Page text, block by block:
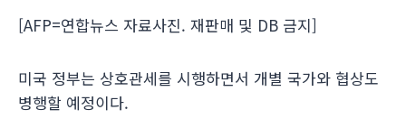
[AFP=연합뉴스 자료사진. 재판매 및 DB 금지]
미국 정부는 상호관세를 시행하면서 개별 국가와 협상도
병행할 예정이다.